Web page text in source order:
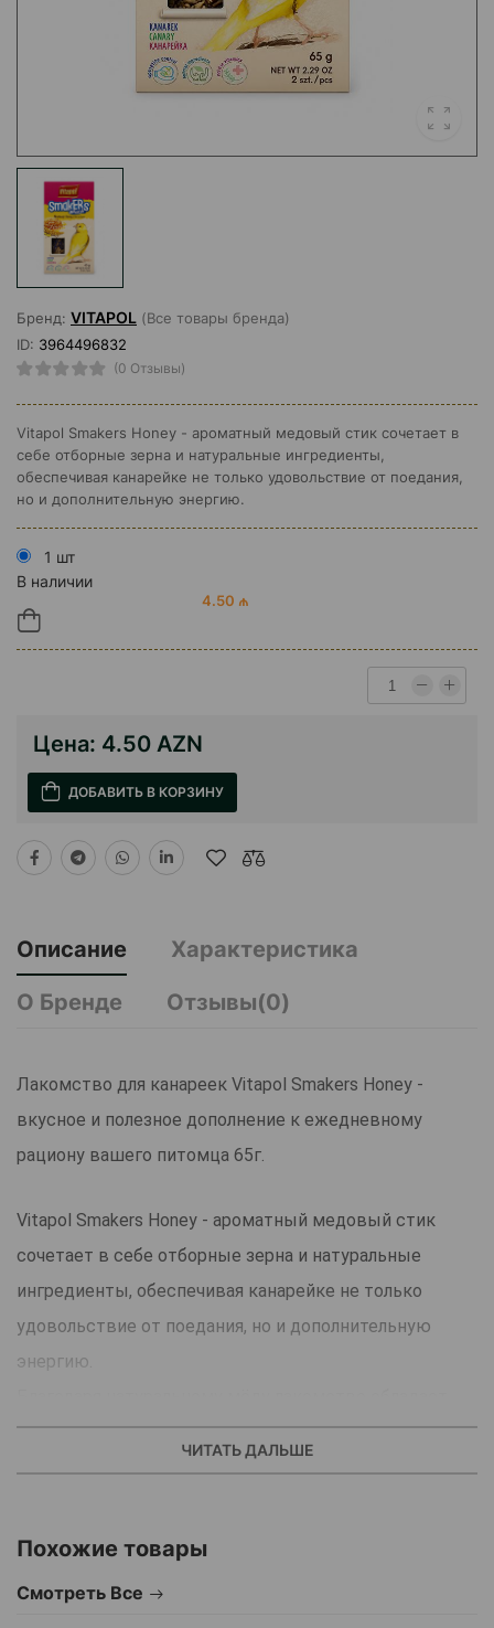
Бренд: VITAPOL (Все товары бренда)
ID: 3964496832
(0 Отзывы)
Vitapol Smakers Honey - ароматный медовый стик сочетает в
себе отборные зерна и натуральные ингредиенты,
обеспечивая канарейке не только удовольствие от поедания,
но и дополнительную энергию.
1 шт
В наличии
4.50 ₼
Цена: 4.50 AZN
ДОБАВИТЬ В КОРЗИНУ
Описание
Характеристика
О Бренде
Отзывы(0)
Лакомство для канареек Vitapol Smakers Honey -
вкусное и полезное дополнение к ежедневному
рациону вашего питомца 65г.
Vitapol Smakers Honey - ароматный медовый стик
сочетает в себе отборные зерна и натуральные
ингредиенты, обеспечивая канарейке не только
удовольствие от поедания, но и дополнительную
энергию.
высокой привлекательностью даже для
привередливых птиц.
естественному процессу клевания, помогая
В составе присутствуют витамины,
ЧИТАТЬ ДАЛЬШЕ
Похожие товары
Смотреть Все